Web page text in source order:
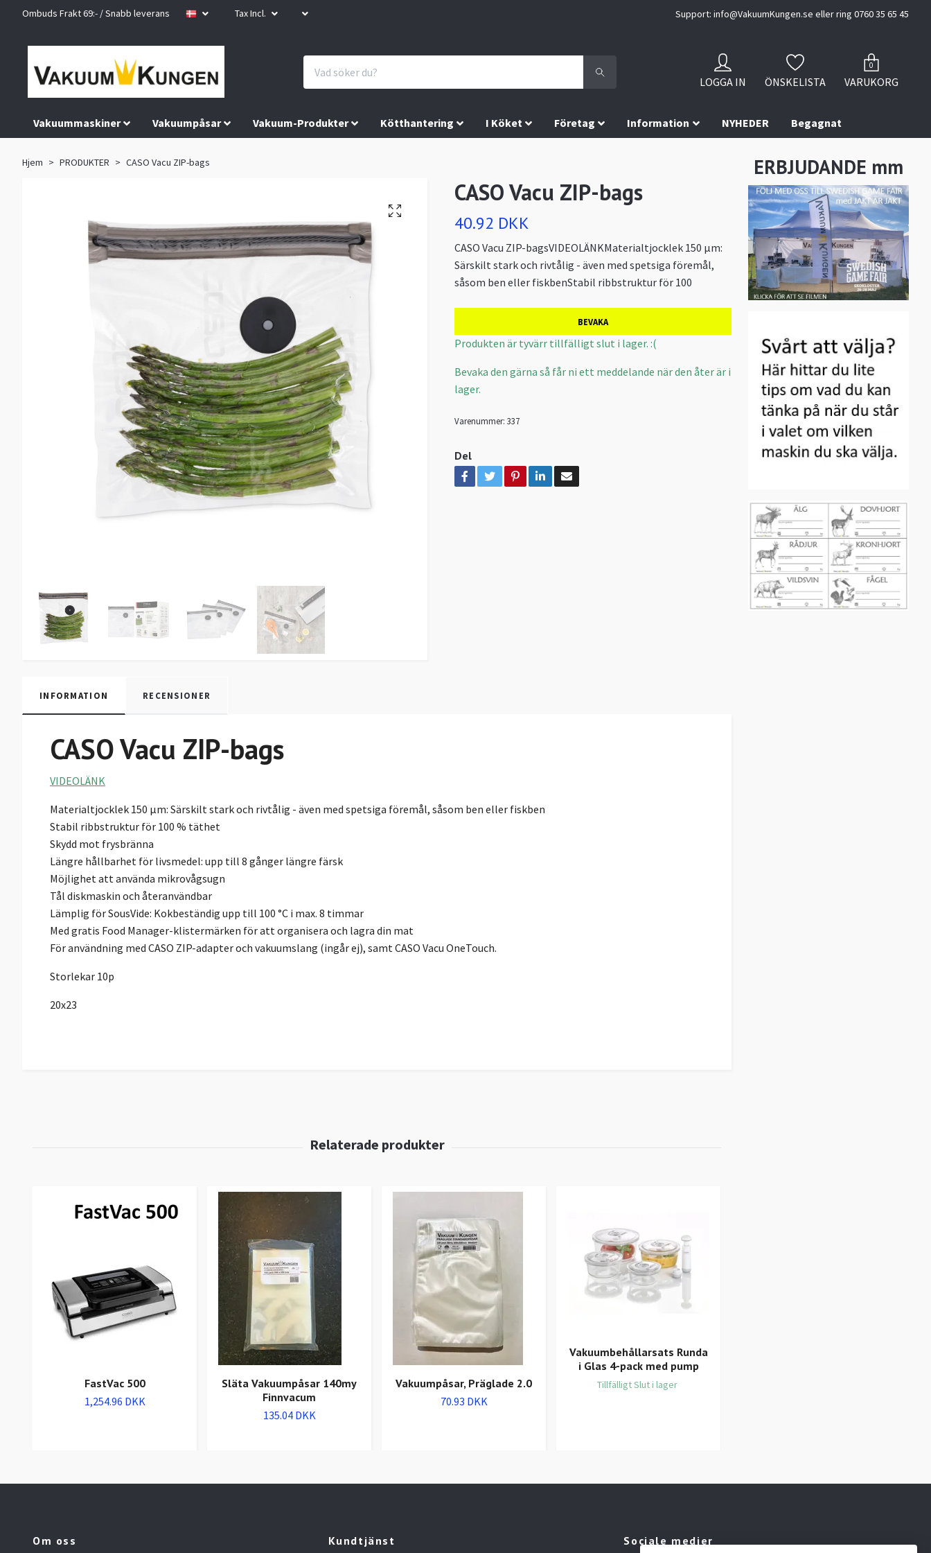
Ombuds Frakt 69:- / Snabb leverans Tax Incl. Support: info@VakuumKungen.se eller ring 0760 35 65 45
LOGGA IN ÖNSKELISTA
0
VARUKORG
Vakuummaskiner Vakuumpåsar Vakuum-Produkter Kötthantering I Köket Företag Information NYHEDER Begagnat
ERBJUDANDE mm
Hjem PRODUKTER CASO Vacu ZIP-bags
CASO Vacu ZIP-bags
40.92 DKK
CASO Vacu ZIP-bagsVIDEOLÄNKMaterialtjocklek 150 μm:
Särskilt stark och rivtålig - även med spetsiga föremål,
såsom ben eller fiskbenStabil ribbstruktur för 100
BEVAKA
Produkten är tyvärr tillfälligt slut i lager. :(
Bevaka den gärna så får ni ett meddelande när den åter är i
lager.
Varenummer: 337
Del
INFORMATION RECENSIONER
CASO Vacu ZIP-bags
VIDEOLÄNK
Materialtjocklek 150 μm: Särskilt stark och rivtålig - även med spetsiga föremål, såsom ben eller fiskben
Stabil ribbstruktur för 100 % täthet
Skydd mot frysbränna
Längre hållbarhet för livsmedel: upp till 8 gånger längre färsk
Möjlighet att använda mikrovågsugn
Tål diskmaskin och återanvändbar
Lämplig för SousVide: Kokbeständig upp till 100 °C i max. 8 timmar
Med gratis Food Manager-klistermärken för att organisera och lagra din mat
För användning med CASO ZIP-adapter och vakuumslang (ingår ej), samt CASO Vacu OneTouch.
Storlekar 10p
20x23
FastVac 500
1,254.96 DKK
Släta Vakuumpåsar 140my
Finnvacum
135.04 DKK
Vakuumpåsar, Präglade 2.0
70.93 DKK
Vakuumbehållarsats Runda
i Glas 4-pack med pump
Tillfälligt Slut i lager
Om oss Kundtjänst Sociale medier